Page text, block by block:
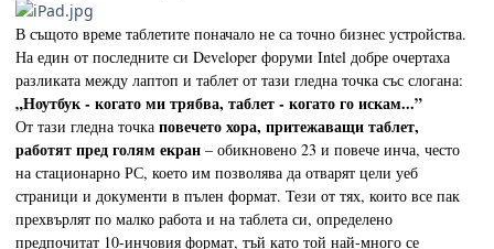
В същото време таблетите поначало не са точно бизнес устройства.
На един от последните си Developer форуми Intel добре очертаха
разликата между лаптоп и таблет от тази гледна точка със слогана:
„Ноутбук - когато ми трябва, таблет - когато го искам...”
От тази гледна точка повечето хора, притежаващи таблет,
работят пред голям екран – обикновено 23 и повече инча, често
на стационарно РС, което им позволява да отварят цели уеб
страници и документи в пълен формат. Тези от тях, които все пак
прехвърлят по малко работа и на таблета си, определено
предпочитат 10-инчовия формат, тъй като той най-много се